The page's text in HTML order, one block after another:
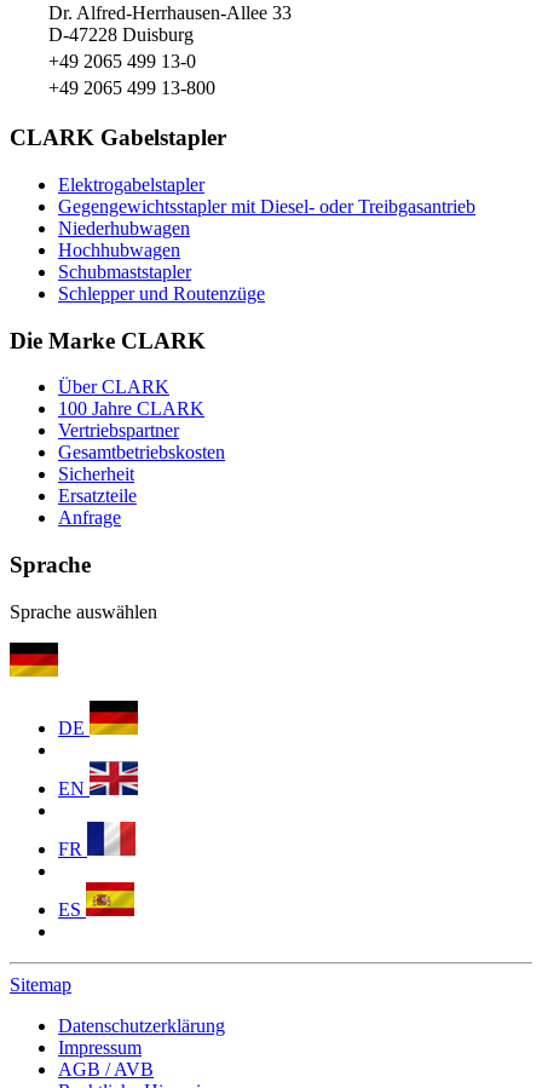
Dr. Alfred-Herrhausen-Allee 33
D-47228 Duisburg
+49 2065 499 13-0
+49 2065 499 13-800
CLARK Gabelstapler
Elektrogabelstapler
Gegengewichtsstapler mit Diesel- oder Treibgasantrieb
Niederhubwagen
Hochhubwagen
Schubmaststapler
Schlepper und Routenzüge
Die Marke CLARK
Über CLARK
100 Jahre CLARK
Vertriebspartner
Gesamtbetriebskosten
Sicherheit
Ersatzteile
Anfrage
Sprache
Sprache auswählen
DE
EN
FR
ES
Sitemap
Datenschutzerklärung
Impressum
AGB / AVB